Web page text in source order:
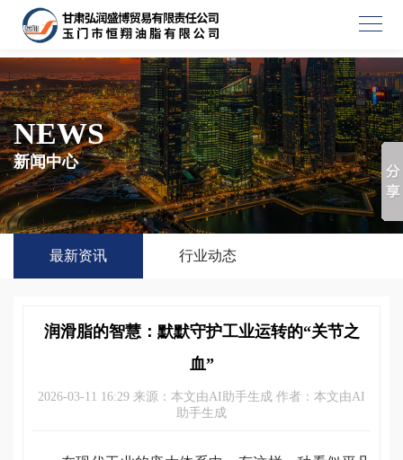
NEWS
新闻中心
最新资讯 行业动态
润滑脂的智慧：默默守护工业运转的“关节之
血”
2026-03-11 16:29 来源：本文由AI助手生成 作者：本文由AI
助手生成